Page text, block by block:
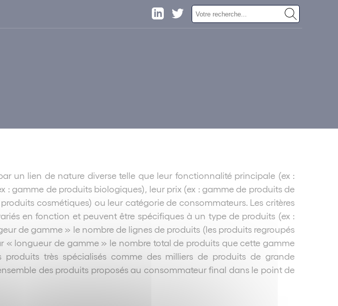
un lien de nature diverse telle que leur fonctionnalité principale (ex :
: gamme de produits biologiques), leur prix (ex : gamme de produits de
cosmétiques) ou leur catégorie de consommateurs. Les critères
en fonction et peuvent être spécifiques à un type de produits (ex :
de gamme » le nombre de lignes de produits (les produits regroupés
« longueur de gamme » le nombre total de produits que cette gamme
très spécialisés comme des milliers de produits de grande
des produits proposés au consommateur final dans le point de